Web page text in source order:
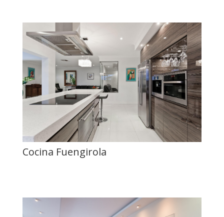
Cocina Fuengirola